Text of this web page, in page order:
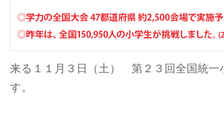
来る１１月３日（土） 第２３回全国統一
す。